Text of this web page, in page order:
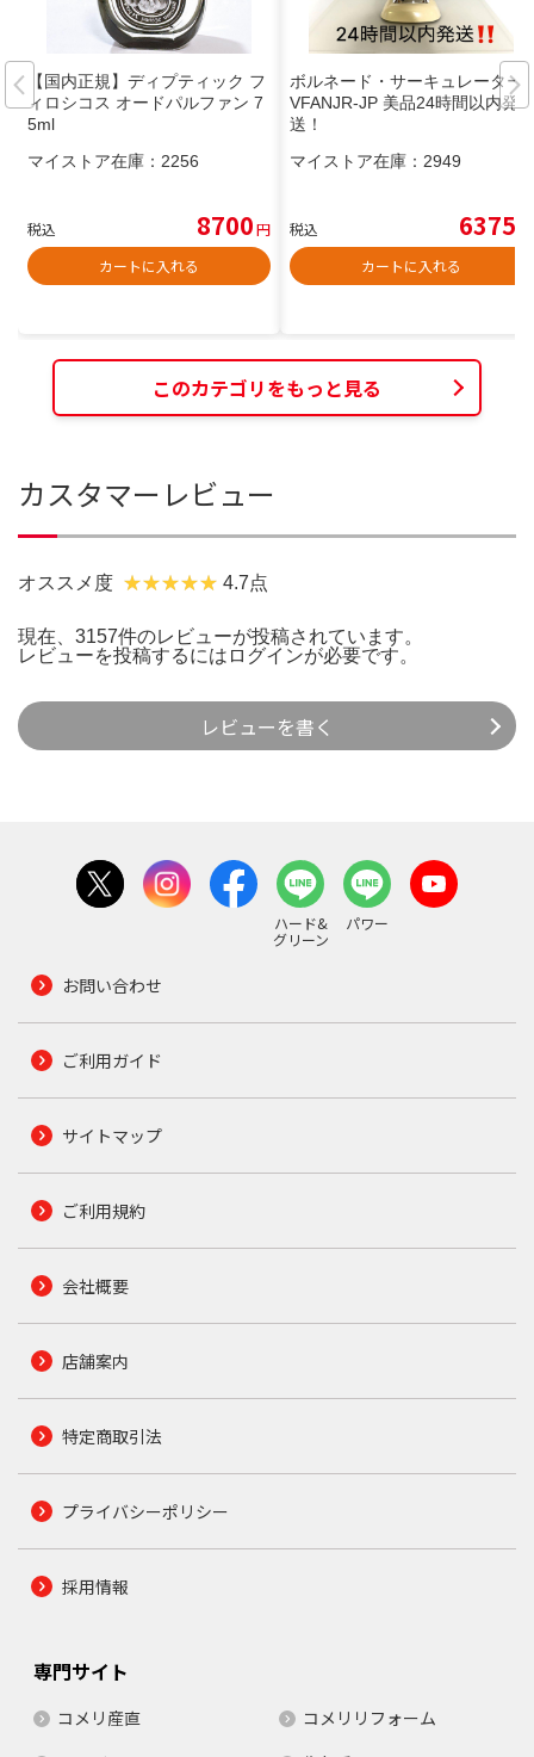
【国内正規】ディプティック フ
ィロシコス オードパルファン 7
5ml
マイストア在庫： 2256
税込 8700円
カートに入れる
ボルネード・サーキュレーター
VFANJR-JP 美品24時間以内発
送！
マイストア在庫： 2949
税込 6375
カートに入れる
このカテゴリをもっと見る
カスタマーレビュー
オススメ度 4.7点
現在、3157件のレビューが投稿されています。
レビューを投稿するには ログインが必要です。
レビューを書く
ハード&
グリーン
パワー
お問い合わせ
ご利用ガイド
サイトマップ
ご利用規約
会社概要
店舗案内
特定商取引法
プライバシーポリシー
採用情報
専門サイト
コメリ産直
コメリリフォーム